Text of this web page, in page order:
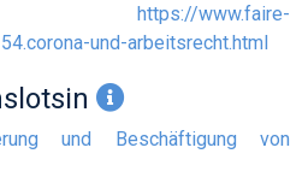
https://www.faire-
und-arbeitsrecht.html
und Beschäftigung von